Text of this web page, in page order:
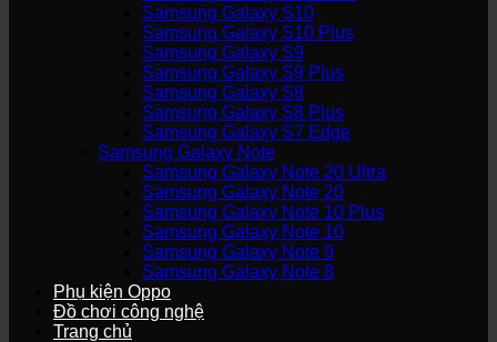
Samsung Galaxy S10
Samsung Galaxy S10 Plus
Samsung Galaxy S9
Samsung Galaxy S9 Plus
Samsung Galaxy S8
Samsung Galaxy S8 Plus
Samsung Galaxy S7 Edge
Samsung Galaxy Note
Samsung Galaxy Note 20 Ultra
Samsung Galaxy Note 20
Samsung Galaxy Note 10 Plus
Samsung Galaxy Note 10
Samsung Galaxy Note 9
Samsung Galaxy Note 8
Phụ kiện Oppo
Đồ chơi công nghệ
Trang chủ